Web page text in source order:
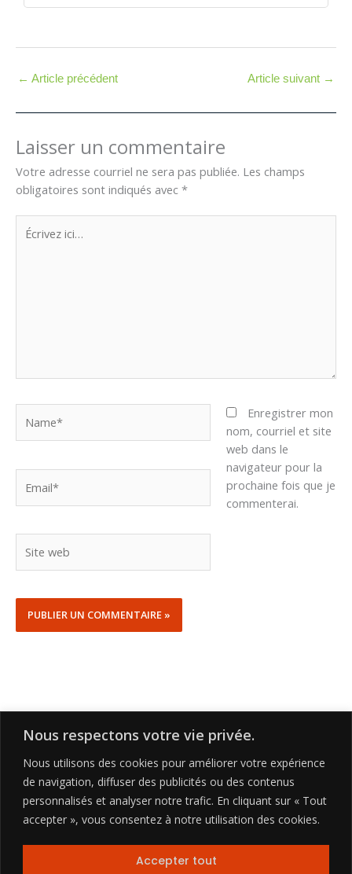
Nous respectons votre vie privée.
Nous utilisons des cookies pour améliorer votre expérience
de navigation, diffuser des publicités ou des contenus
personnalisés et analyser notre trafic. En cliquant sur « Tout
accepter », vous consentez à notre utilisation des cookies.
Accepter tout
← Article précédent Article suivant →
Laisser un commentaire
Votre adresse courriel ne sera pas publiée. Les champs
obligatoires sont indiqués avec *
Écrivez
ici…
web
Enregistrer mon
nom, courriel et site
web dans le
navigateur pour la
prochaine fois que je
commenterai.
Copyright © 2026 | friteuses.ca